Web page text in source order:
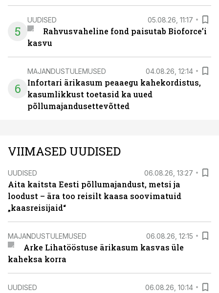
5
UUDISED 05.08.26, 11:17
Rahvusvaheline fond paisutab Bioforce’i
kasvu
6
MAJANDUSTULEMUSED 04.08.26, 12:14
Infortari ärikasum peaaegu kahekordistus,
kasumlikkust toetasid ka uued
põllumajandusettevõtted
VIIMASED UUDISED
UUDISED 06.08.26, 13:27
Aita kaitsta Eesti põllumajandust, metsi ja
loodust – ära too reisilt kaasa soovimatuid
„kaasreisijaid“
MAJANDUSTULEMUSED 06.08.26, 12:15
Arke Lihatööstuse ärikasum kasvas üle
kaheksa korra
UUDISED 06.08.26, 10:14